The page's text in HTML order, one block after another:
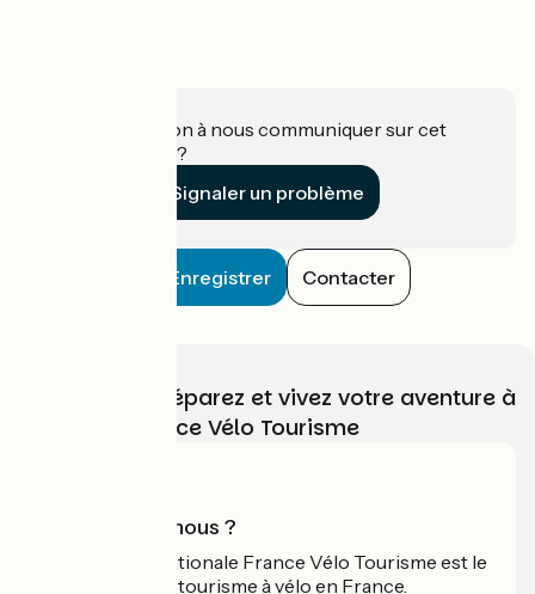
Une information à nous communiquer sur cet
établissement ?
Signaler un problème
Enregistrer Contacter
Choisissez, préparez et vivez votre aventure à
vélo avec France Vélo Tourisme
Qui sommes-nous ?
L'association nationale France Vélo Tourisme est le
guide officiel du tourisme à vélo en France.